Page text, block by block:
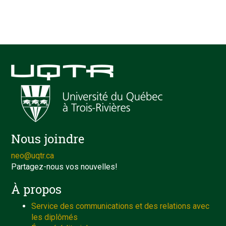
Nous joindre
neo@uqtr.ca
Partagez-nous vos nouvelles!
À propos
Service des communications et des relations avec
les diplômés